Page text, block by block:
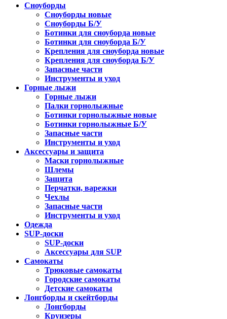
Сноуборды
Сноуборды новые
Сноуборды Б/У
Ботинки для сноуборда новые
Ботинки для сноуборда Б/У
Крепления для сноуборда новые
Крепления для сноуборда Б/У
Запасные части
Инструменты и уход
Горные лыжи
Горные лыжи
Палки горнолыжные
Ботинки горнолыжные новые
Ботинки горнолыжные Б/У
Запасные части
Инструменты и уход
Аксессуары и защита
Маски горнолыжные
Шлемы
Защита
Перчатки, варежки
Чехлы
Запасные части
Инструменты и уход
Одежда
SUP-доски
SUP-доски
Аксессуары для SUP
Самокаты
Трюковые самокаты
Городские самокаты
Детские самокаты
Лонгборды и скейтборды
Лонгборды
Круизеры